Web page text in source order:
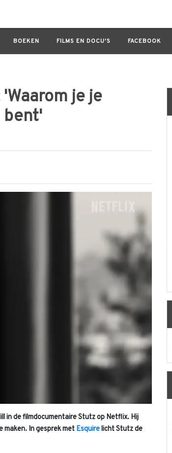
BOEKEN FILMS EN DOCU'S FACEBOOK
voelt? Omdat je mens bent'
je je
bent'
in de filmdocumentaire Stutz op Netflix. Hij
In gesprek met Esquirelicht Stutz de